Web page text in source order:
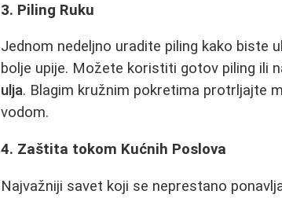
3. Piling Ruku
Jednom nedeljno uradite piling kako biste
bolje upije. Možete koristiti gotov piling ili
ulja. Blagim kružnim pokretima protrljajte
vodom.
4. Zaštita tokom Kućnih Poslova
Najvažniji savet koji se neprestano